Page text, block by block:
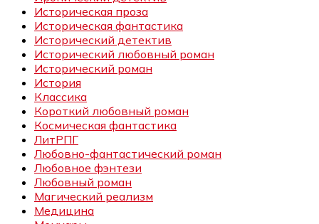
Историческая проза
Историческая фантастика
Исторический детектив
Исторический любовный роман
Исторический роман
История
Классика
Короткий любовный роман
Космическая фантастика
ЛитРПГ
Любовно-фантастический роман
Любовное фэнтези
Любовный роман
Магический реализм
Медицина